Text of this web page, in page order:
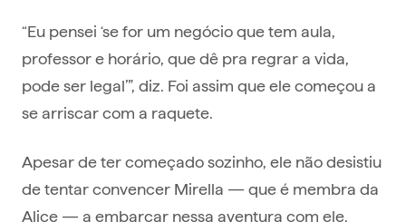
“Eu pensei ‘se for um negócio que tem aula,
professor e horário, que dê pra regrar a vida,
pode ser legal’”, diz. Foi assim que ele começou a
se arriscar com a raquete.
Apesar de ter começado sozinho, ele não desistiu
de tentar convencer Mirella — que é membra da
Alice — a embarcar nessa aventura com ele.